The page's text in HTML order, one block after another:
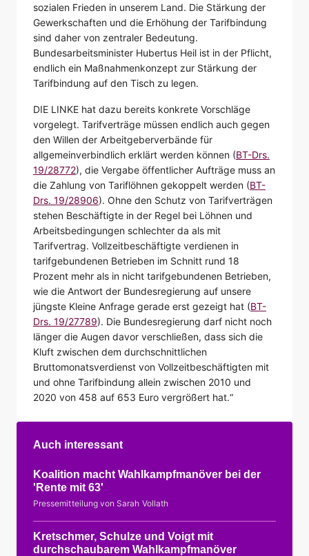
sozialen Frieden in unserem Land. Die Stärkung der
Gewerkschaften und die Erhöhung der Tarifbindung
sind daher von zentraler Bedeutung.
Bundesarbeitsminister Hubertus Heil ist in der Pflicht,
endlich ein Maßnahmenkonzept zur Stärkung der
Tarifbindung auf den Tisch zu legen.
DIE LINKE hat dazu bereits konkrete Vorschläge
vorgelegt. Tarifverträge müssen endlich auch gegen
den Willen der Arbeitgeberverbände für
allgemeinverbindlich erklärt werden können (BT-Drs.
19/28772), die Vergabe öffentlicher Aufträge muss an
die Zahlung von Tariflöhnen gekoppelt werden (BT-
Drs. 19/28906). Ohne den Schutz von Tarifverträgen
stehen Beschäftigte in der Regel bei Löhnen und
Arbeitsbedingungen schlechter da als mit
Tarifvertrag. Vollzeitbeschäftigte verdienen in
tarifgebundenen Betrieben im Schnitt rund 18
Prozent mehr als in nicht tarifgebundenen Betrieben,
wie die Antwort der Bundesregierung auf unsere
jüngste Kleine Anfrage gerade erst gezeigt hat (BT-
Drs. 19/27789). Die Bundesregierung darf nicht noch
länger die Augen davor verschließen, dass sich die
Kluft zwischen dem durchschnittlichen
Bruttomonatsverdienst von Vollzeitbeschäftigten mit
und ohne Tarifbindung allein zwischen 2010 und
2020 von 458 auf 653 Euro vergrößert hat.“
Auch interessant
Koalition macht Wahlkampfmanöver bei der
'Rente mit 63'
Pressemitteilung von Sarah Vollath
Kretschmer, Schulze und Voigt mit
durchschaubarem Wahlkampfmanöver